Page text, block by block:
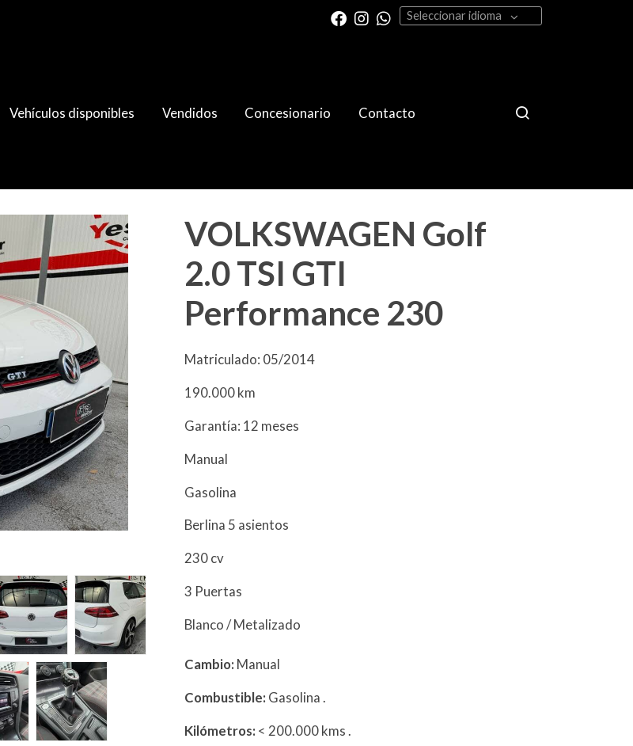
Seleccionar idioma
Vehículos disponibles Vendidos Concesionario Contacto
230
VOLKSWAGEN Golf
2.0 TSI GTI
Performance 230
Matriculado: 05/2014
190.000 km
Garantía: 12 meses
Manual
Gasolina
Berlina 5 asientos
230 cv
3 Puertas
Blanco / Metalizado
Cambio: Manual
Combustible: Gasolina.
Kilómetros: < 200.000 kms.